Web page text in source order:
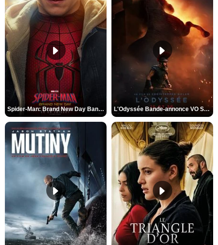
Spider-Man: Brand New Day Bande-annonce VO STFR L'Odyssée Bande-annonce VO STFR